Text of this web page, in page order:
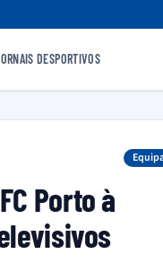
DESPORTIVOS
Porto à